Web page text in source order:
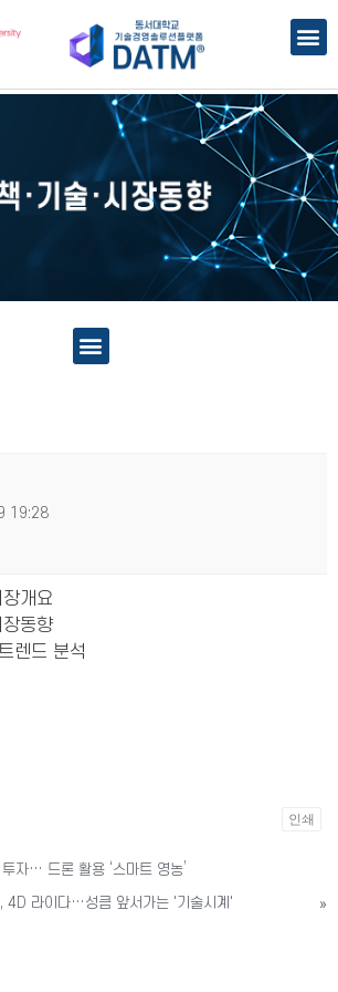
19:28
개요
동향
렌드 분석
인쇄
자… 드론 활용 ‘스마트 영농’
4D 라이다…성큼 앞서가는 '기술시계'
»